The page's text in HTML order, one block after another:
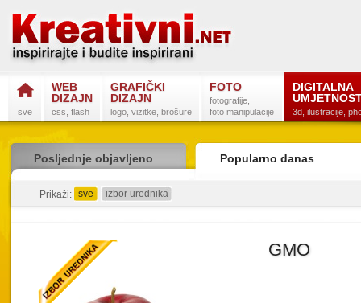
sve
WEB
DIZAJN
css, flash
GRAFIČKI
DIZAJN
logo, vizitke, brošure
FOTO
fotografije,
foto manipulacije
DIGITALNA
3d, ilustracije,
Posljednje objavljeno Popularno danas
Prikaži: sve izbor urednika
GMO